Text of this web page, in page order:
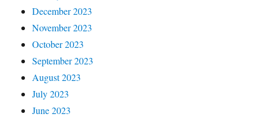
December 2023
November 2023
October 2023
September 2023
August 2023
July 2023
June 2023